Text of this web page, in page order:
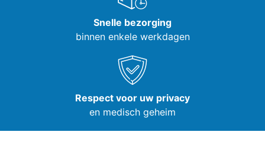
Snelle bezorging
binnen enkele werkdagen
Respect voor uw privacy
en medisch geheim